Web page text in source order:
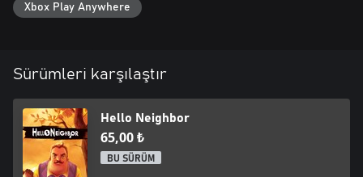
Xbox Play Anywhere
Sürümleri karşılaştır
Hello Neighbor
65,00 ₺
BU SÜRÜM